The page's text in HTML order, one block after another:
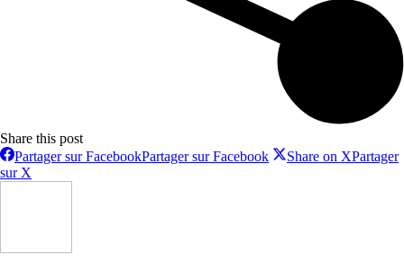
Share this post
Partager sur FacebookPartager sur Facebook Share on XPartager
sur X